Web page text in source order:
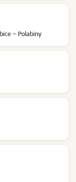
– Polabiny